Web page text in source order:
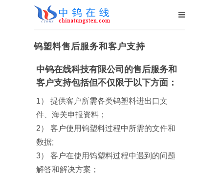
钨塑料售后服务和客户支持
中钨在线科技有限公司的售后服务和
客户支持包括但不仅限于以下方面：
1） 提供客户所需各类钨塑料进出口文
件、海关申报资料；
2） 客户使用钨塑料过程中所需的文件和
数据;
3） 客户在使用钨塑料过程中遇到的问题
解答和解决方案；